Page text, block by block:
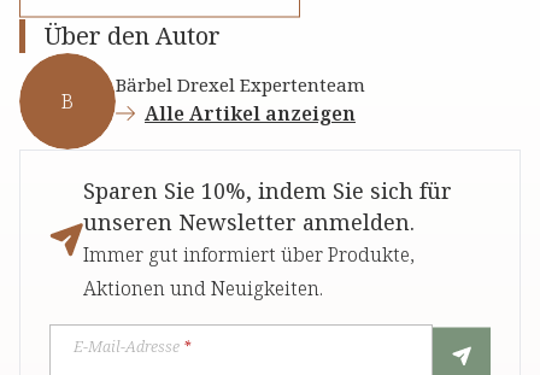
Über den Autor
B
Bärbel Drexel Expertenteam
Alle Artikel anzeigen
Sparen Sie 10%, indem Sie sich für
unseren Newsletter anmelden.
Immer gut informiert über Produkte,
Aktionen und Neuigkeiten.
E-Mail-Adresse *